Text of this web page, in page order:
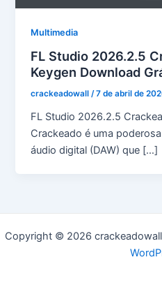
Multimedia
FL Studio 2026.2.5
Keygen Download
crackeadowall/7 de abril de
FL Studio 2026.2.5
Crackeado é uma
áudio digital (DAW) que […]
Copyright © 2026